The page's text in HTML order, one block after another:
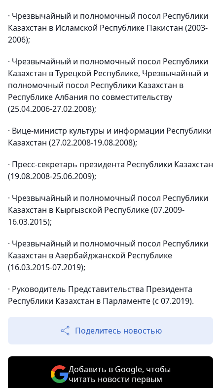
· Чрезвычайный и полномочный посол Республики
Казахстан в Исламской Республике Пакистан (2003-
2006);
· Чрезвычайный и полномочный посол Республики
Казахстан в Турецкой Республике, Чрезвычайный и
полномочный посол Республики Казахстан в
Республике Албания по совместительству
(25.04.2006-27.02.2008);
· Вице-министр культуры и информации Республики
Казахстан (27.02.2008-19.08.2008);
· Пресс-секретарь президента Республики Казахстан
(19.08.2008-25.06.2009);
· Чрезвычайный и полномочный посол Республики
Казахстан в Кыргызской Республике (07.2009-
16.03.2015);
· Чрезвычайный и полномочный посол Республики
Казахстан в Азербайджанской Республике
(16.03.2015-07.2019);
· Руководитель Представительства Президента
Республики Казахстан в Парламенте (с 07.2019).
Поделитесь новостью
Добавить в Google, чтобы
читать новости первым